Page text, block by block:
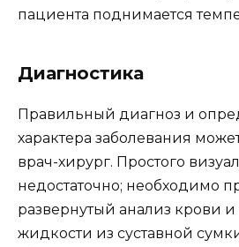
пациента поднимается
Диагностика
Правильный диагноз и
характера заболевания
врач-хирург. Простого
недостаточно; необходимо
развернутый анализ крови
жидкости из суставной